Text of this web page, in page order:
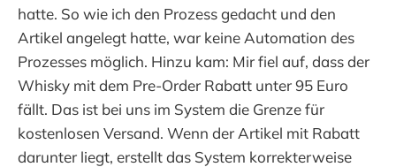
hatte. So wie ich den Prozess gedacht und den
Artikel angelegt hatte, war keine Automation des
Prozesses möglich. Hinzu kam: Mir fiel auf, dass der
Whisky mit dem Pre-Order Rabatt unter 95 Euro
fällt. Das ist bei uns im System die Grenze für
kostenlosen Versand. Wenn der Artikel mit Rabatt
darunter liegt, erstellt das System korrekterweise